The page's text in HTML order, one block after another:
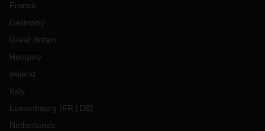
France
Germany
Great Britain
Hungary
Ireland
Italy
Luxembourg (FR DE)
Netherlands